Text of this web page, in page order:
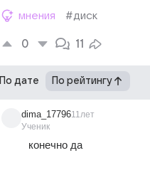
мнения #диск
0 11
По дате По рейтингу
dima_17796
Ученик
11лет
конечно да